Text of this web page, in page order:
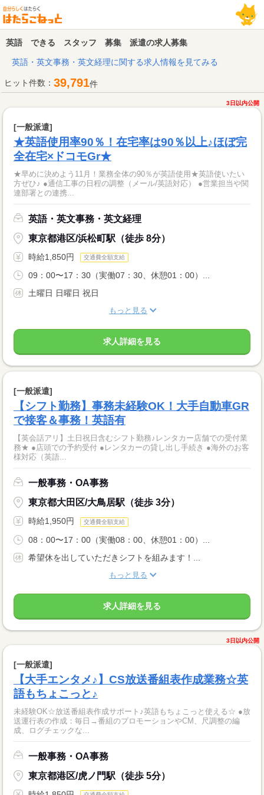
英語 できる スタッフ 募集 派遣の求人募集
英語・英文事務・英文経理に関する求人情報を見てみる
ヒット件数： 39,791件
3日以内公開
[一般派遣]
★英語使用率90％！在宅率は90％以上♪ほぼ完
全在宅×ドコモGr★
★早めに決めよう11月！業務全体の90％が英語使用★英語使いたい
方ぜひ♪ ●通信工事の日程の調整（メール/英語対応） ●営業担当や関
連部署との連携...
英語・英文事務・英文経理
東京都港区/浜松町駅（徒歩 8分）
時給1,850円 交通費全額支給
09：00〜17：30（実働07：30、休憩01：00）...
土曜日 日曜日 祝日
もっと見る
求人詳細を見る
[一般派遣]
【シフト勤務】事務未経験OK！大手自動車GR
で接客＆事務！英語有
【英会話アリ】土日祝日含むシフト勤務♪レンタカー店舗での受付業
務★ ●店頭での予約受付 ●レンタカーの貸し出し手続き ●海外のお客
様対応（英語...
一般事務・OA事務
東京都大田区/大鳥居駅（徒歩 3分）
時給1,950円 交通費全額支給
08：00〜17：00（実働08：00、休憩01：00）...
希望休を出していただきシフトを組みます！...
もっと見る
求人詳細を見る
3日以内公開
[一般派遣]
【大手エンタメ♪】CS放送番組表作成業務☆英
語もちょこっと♪
未経験OK☆放送番組表作成サポート♪英語もちょこっと使える☆ ●放
送運行表の作成：毎日→番組のプロモーションやCM、尺調整の編
成、ログチェックな...
一般事務・OA事務
東京都港区/虎ノ門駅（徒歩 5分）